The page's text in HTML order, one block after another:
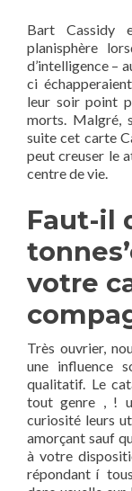
Bart Cassidy
planisphère
d’intelligence –
ci
leur soir point
morts. Malgré,
suite cet carte
peut creuser le
centre de vie.
Faut-il
votre
Très ouvrier,
une influence
qualitatif. Le
tout genre , !
curiosité leurs
amorçant sauf
à votre
répondant í